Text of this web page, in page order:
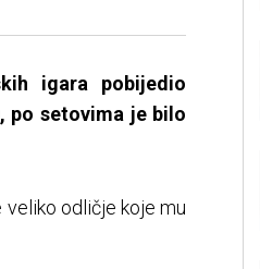
igara pobijedio
po setovima je bilo
odličje koje mu